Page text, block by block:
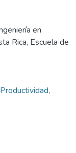
en
Rica, Escuela de
Productividad,